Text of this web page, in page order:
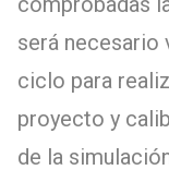
será necesario
ciclo para
proyecto y
de la